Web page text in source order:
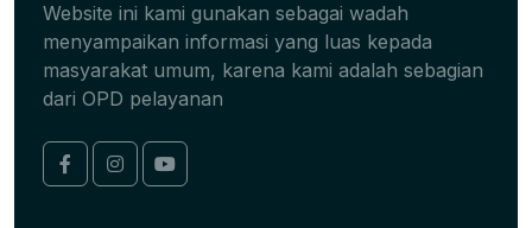
Website ini kami gunakan sebagai wadah
menyampaikan informasi yang luas kepada
masyarakat umum, karena kami adalah sebagian
dari OPD pelayanan